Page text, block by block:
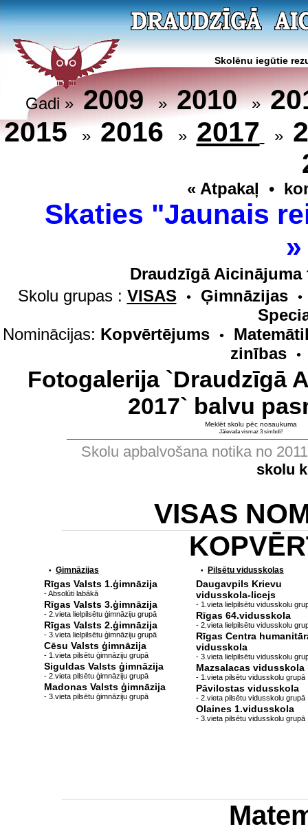
Skolēnu iegūtie
Gadi »2009 »2010 »
2015
» 2016 » 2017 »
« Atpakaļ •
Skaties "Jaunais
Draudzīgā
Skolu grupas : VISAS • Ģimnāzijas •
Nominācijas: Kopvērtējums •
zinības
•
Fotogalerija `Draudzīgā
2017` balvu
Meklēt skolu pēc nosaukuma
Jāievada vismaz 3 simboli!
Skolu apbalvošana notika no
skolu
VISAS
• Ģimnāzijas
Rīgas Valsts 1.ģimnāzija
- Absolūti labākā
Rīgas Valsts 3.ģimnāzija
- 2.vieta lielpilsētu ģimnāziju grupā
Rīgas Valsts 2.ģimnāzija
- 3.vieta lielpilsētu ģimnāziju grupā
Cēsu Valsts ģimnāzija
- 1.vieta pilsētu ģimnāziju grupā
Siguldas Valsts ģimnāzija
- 2.vieta pilsētu ģimnāziju grupā
Madonas Valsts ģimnāzija
- 3.vieta pilsētu ģimnāziju grupā
• Pilsētu vidusskolas
Daugavpils Krievu
vidusskola-licejs
- 1.vieta lielpilsētu vidusskolu
Rīgas 64.vidusskola
- 2.vieta lielpilsētu vidusskolu
Rīgas Centra
vidusskola
- 3.vieta lielpilsētu vidusskolu
Mazsalacas vidusskola
- 1.vieta pilsētu vidusskolu grupā
Pāvilostas vidusskola
- 2.vieta pilsētu vidusskolu grupā
Olaines 1.vidusskola
- 3.vieta pilsētu vidusskolu grupā